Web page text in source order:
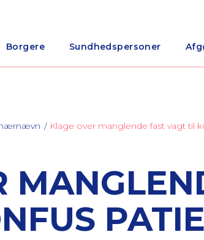
Borgere Sundhedspersoner
Klage over manglende fast vagt til